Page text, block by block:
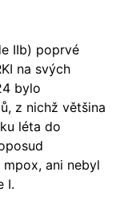
IIb) poprvé
na svých
bylo
z nichž většina
léta do
ani nebyl
I.